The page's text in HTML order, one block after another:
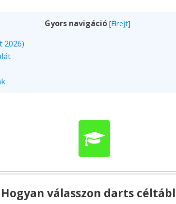
Gyors navigáció [Elrejt]
2026)
Hogyan válasszon darts